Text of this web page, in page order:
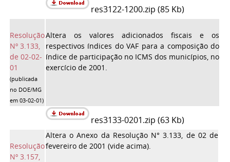
res3122-1200.zip (85 Kb)
Resolução
Nº 3.133,
de 02-02-
01
(publicada
no DOE/MG
em 03-02-01)
Altera os valores adicionados fiscais e os
respectivos índices do VAF para a composição do
índice de participação no ICMS dos municípios, no
exercício de 2001.
res3133-0201.zip (63 Kb)
Resolução
Nº 3.157,
Altera o Anexo da Resolução N° 3.133, de 02 de
fevereiro de 2001 (vide acima).